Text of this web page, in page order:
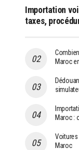
Importation
taxes,
Maroc
Maroc :
Voitures
Maroc